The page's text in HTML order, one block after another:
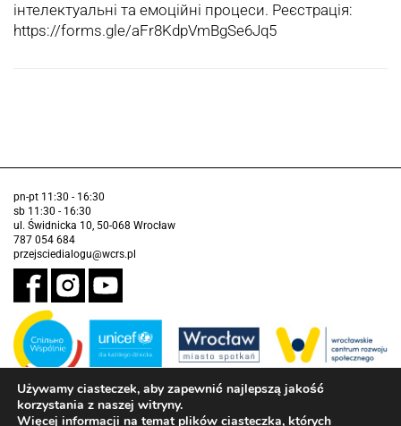
інтелектуальні та емоційні процеси. Реєстрація:
https://forms.gle/aFr8KdpVmBgSe6Jq5
pn-pt 11:30 - 16:30
sb 11:30 - 16:30
ul. Świdnicka 10, 50-068 Wrocław
787 054 684
przejsciedialogu@wcrs.pl
Zadanie realizowane ze środków Gminy Wrocław w partnerstwie z
Funduszem Narodów Zjednoczonych na Rzecz Dzieci (UNICEF)
Używamy ciasteczek, aby zapewnić najlepszą jakość
korzystania z naszej witryny.
Więcej informacji na temat plików ciasteczka, których